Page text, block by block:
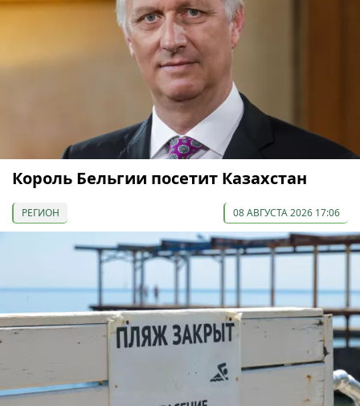
Король Бельгии посетит Казахстан
РЕГИОН 08 АВГУСТА 2026 17:06